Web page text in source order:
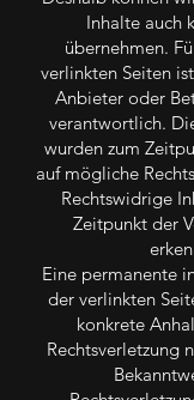
Inhalte auch
übernehmen.
verlinkten Seiten
Anbieter oder
verantwortlich.
wurden zum
auf mögliche
Rechtswidrige
Zeitpunkt der
Eine permanente
der verlinkten
konkrete
Rechtsverletzung